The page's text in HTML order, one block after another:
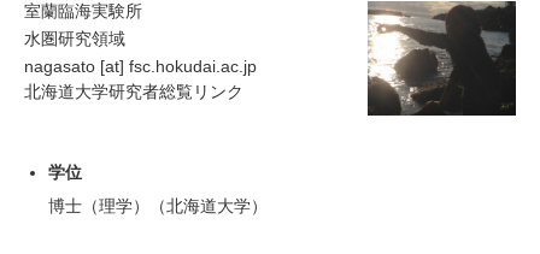
室蘭臨海実験所
水圏研究領域
nagasato [at] fsc.hokudai.ac.jp
北海道大学研究者総覧リンク
学位
博士（理学）（北海道大学）